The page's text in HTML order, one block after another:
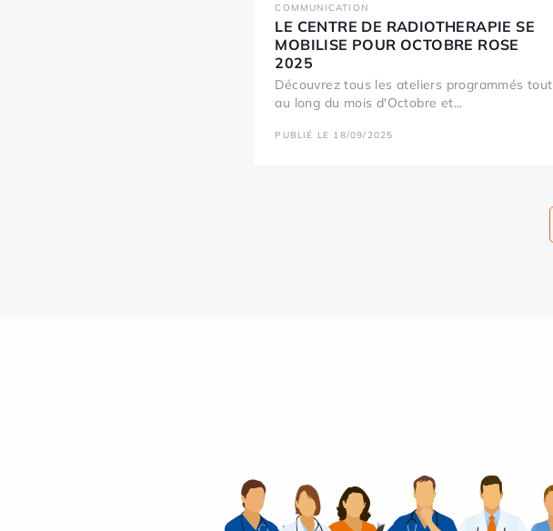
COMMUNICATION
LE CENTRE DE RADIOTHERAPIE SE
MOBILISE POUR OCTOBRE ROSE
2025
Découvrez tous les ateliers programmés tout
au long du mois d'Octobre et...
PUBLIÉ LE 18/09/2025